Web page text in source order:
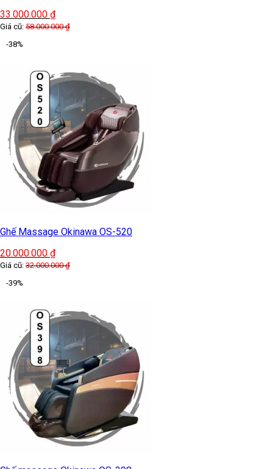
33.000.000 ₫
Giá cũ: 58.000.000₫
-38%
Ghế Massage Okinawa OS-520
20.000.000 ₫
Giá cũ: 32.000.000₫
-39%